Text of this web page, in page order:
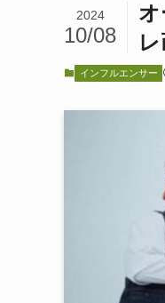
レ
2024
10/08
インフルエンサー